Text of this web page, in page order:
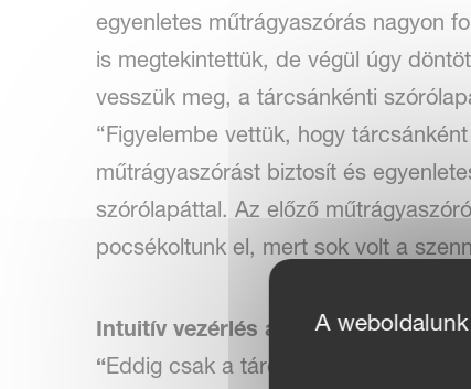
egyenletes műtrágyaszórás nagyon
is megtekintettük, de végül úgy
vesszük meg, a tárcsánkénti
“Figyelembe vettük, hogy
műtrágyaszórást biztosít és
szórólapáttal. Az előző
pocsékoltunk el, mert sok volt a
Intuitív vezérlés az IsoMatch Tellus
“Eddig csak a tárcsás
A